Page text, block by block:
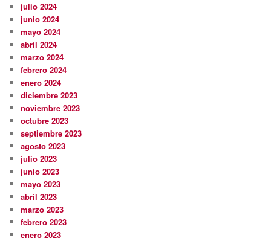
julio 2024
junio 2024
mayo 2024
abril 2024
marzo 2024
febrero 2024
enero 2024
diciembre 2023
noviembre 2023
octubre 2023
septiembre 2023
agosto 2023
julio 2023
junio 2023
mayo 2023
abril 2023
marzo 2023
febrero 2023
enero 2023